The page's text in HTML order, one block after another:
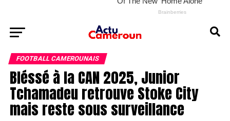
FOOTBALL CAMEROUNAIS
Bléssé à la CAN 2025, Junior
Tchamadeu retrouve Stoke City
mais reste sous surveillance